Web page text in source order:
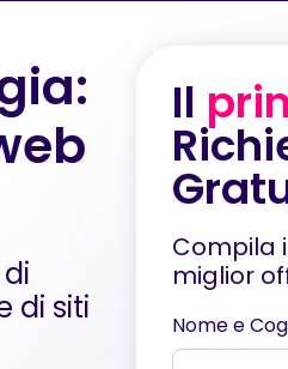
di siti
Il
Compila
miglior
Nome e